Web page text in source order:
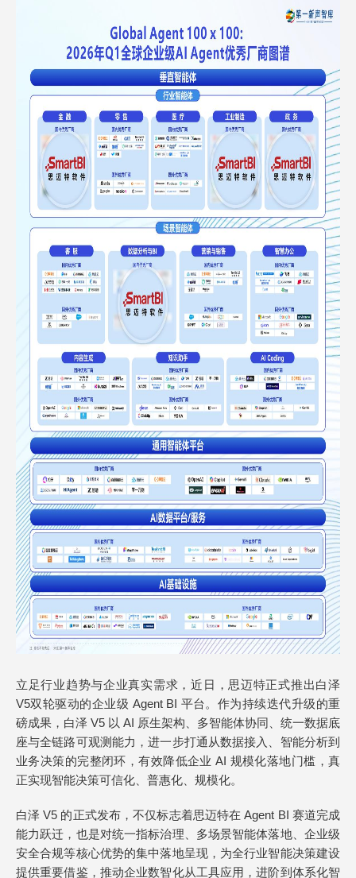
立足行业趋势与企业真实需求，近日，思迈特正式推出白泽
V5双轮驱动的企业级 Agent BI 平台。作为持续迭代升级的重
磅成果，白泽 V5 以 AI 原生架构、多智能体协同、统一数据底
座与全链路可观测能力，进一步打通从数据接入、智能分析到
业务决策的完整闭环，有效降低企业 AI 规模化落地门槛，真
正实现智能决策可信化、普惠化、规模化。
白泽 V5 的正式发布，不仅标志着思迈特在 Agent BI 赛道完成
能力跃迁，也是对统一指标治理、多场景智能体落地、企业级
安全合规等核心优势的集中落地呈现，为全行业智能决策建设
提供重要借鉴，推动企业数智化从工具应用，进阶到体系化智